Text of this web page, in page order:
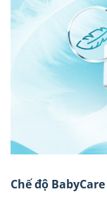
Chế độ